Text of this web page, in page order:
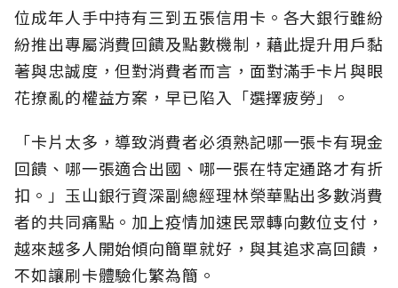
位成年人手中持有三到五張信用卡。各大銀行雖紛
紛推出專屬消費回饋及點數機制，藉此提升用戶黏
著與忠誠度，但對消費者而言，面對滿手卡片與眼
花撩亂的權益方案，早已陷入「選擇疲勞」。
「卡片太多，導致消費者必須熟記哪一張卡有現金
回饋、哪一張適合出國、哪一張在特定通路才有折
扣。」玉山銀行資深副總經理林榮華點出多數消費
者的共同痛點。加上疫情加速民眾轉向數位支付，
越來越多人開始傾向簡單就好，與其追求高回饋，
不如讓刷卡體驗化繁為簡。